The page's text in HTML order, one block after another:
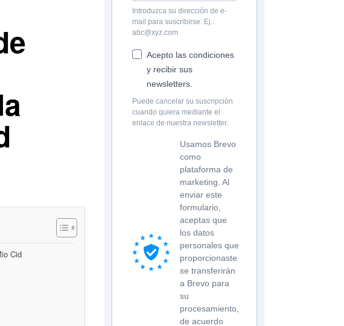
Cid
Introduzca su dirección de e-
mail para suscribirse. Ej.:
abc@xyz.com
Acepto las condiciones
y recibir sus
newsletters.
Puede cancelar su suscripción
cuando quiera mediante el
enlace de nuestra newsletter.
Usamos Brevo
como
plataforma de
marketing. Al
enviar este
formulario,
aceptas que
los datos
personales que
proporcionaste
se transferirán
a Brevo para
su
procesamiento,
de acuerdo